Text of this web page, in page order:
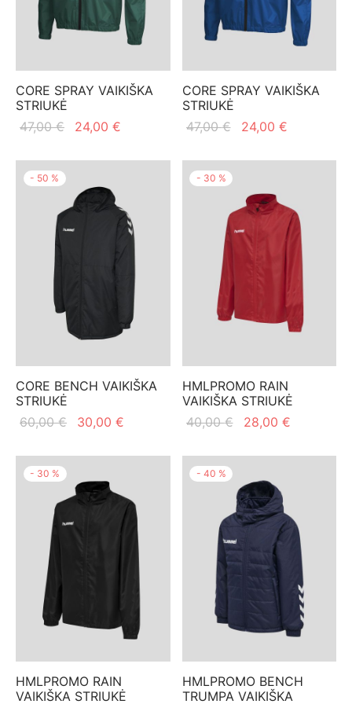
CORE SPRAY VAIKIŠKA
STRIUKĖ
47,00€
Original
was:
47,00 €.
24,00 €
24,00 €.
CORE SPRAY VAIKIŠKA
STRIUKĖ
47,00€
Original
was:
24,00 €
24,00 €.
- 50 %
CORE BENCH VAIKIŠKA
STRIUKĖ
60,00€
Original
was:
60,00 €.
30,00 €
30,00 €.
- 30 %
HMLPROMO RAIN
VAIKIŠKA STRIUKĖ
40,00€
Original
was:
40,00 €.
28,00 €
28,00 €.
- 30 %
HMLPROMO RAIN
VAIKIŠKA STRIUKĖ
- 40 %
HMLPROMO BENCH
TRUMPA VAIKIŠKA